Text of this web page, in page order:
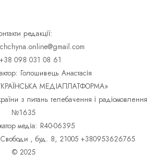
редакції:
098 031 08 61
Голошивець Анастасія
МЕДІАПЛАТФОРМА»
з питань телебачення і радіомовлення
№1635
медіа: R40-06395
Свободи , буд. 8, 21005 +380953626765
© 2025